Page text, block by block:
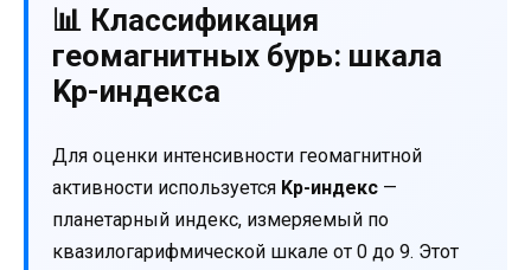
📊 Классификация
геомагнитных бурь: шкала
Kp-индекса
Для оценки интенсивности геомагнитной
активности используется Kp-индекс —
планетарный индекс, измеряемый по
квазилогарифмической шкале от 0 до 9. Этот